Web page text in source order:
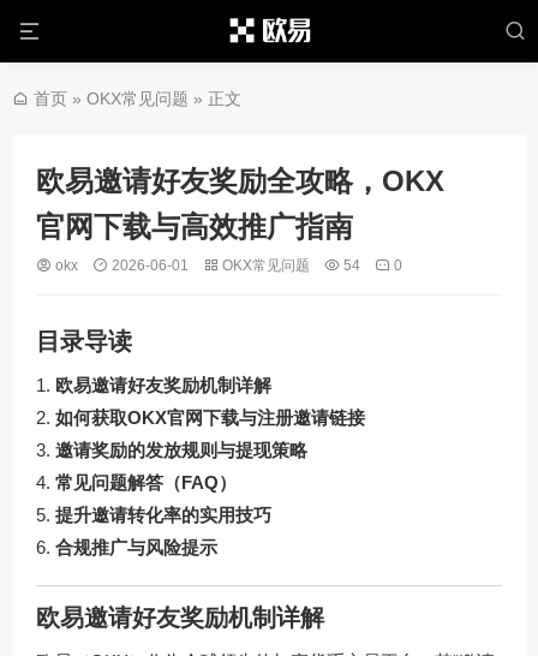
首页 » OKX常见问题 » 正文
欧易邀请好友奖励全攻略，OKX
官网下载与高效推广指南
okx 2026-06-01 OKX常见问题 54 0
目录导读
欧易邀请好友奖励机制详解
如何获取OKX官网下载与注册邀请链接
邀请奖励的发放规则与提现策略
常见问题解答（FAQ）
提升邀请转化率的实用技巧
合规推广与风险提示
欧易邀请好友奖励机制详解